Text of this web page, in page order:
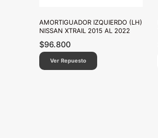
AMORTIGUADOR IZQUIERDO (LH)
NISSAN XTRAIL 2015 AL 2022
$96.800
Ver Repuesto